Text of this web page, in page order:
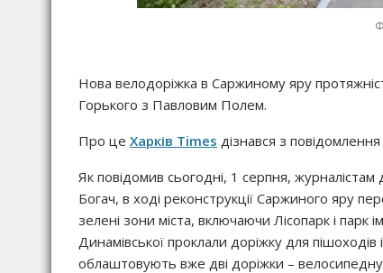
Нова велодоріжка в Саржиному яру
Горького з Павловим Полем.
Про це Харків Times дізнався з
Як повідомив сьогодні, 1 серпня,
Богач, в ході реконструкції Саржиного яру
зелені зони міста, включаючи Лісопарк і
Динамівської проклали доріжку для
облаштовують вже дві доріжки – велосипедну